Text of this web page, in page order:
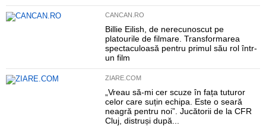
CANCAN.RO
Billie Eilish, de nerecunoscut pe
platourile de filmare. Transformarea
spectaculoasă pentru primul său rol într-
un film
ZIARE.COM
„Vreau să-mi cer scuze în fața tuturor
celor care suțin echipa. Este o seară
neagră pentru noi”. Jucătorii de la CFR
Cluj, distruși după...